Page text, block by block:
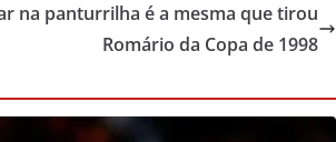
na panturrilha é a mesma que tirou
Romário da Copa de 1998